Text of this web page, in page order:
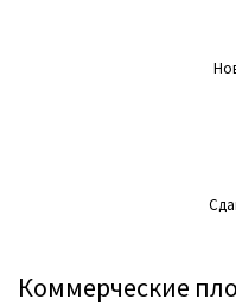
Коммерческие